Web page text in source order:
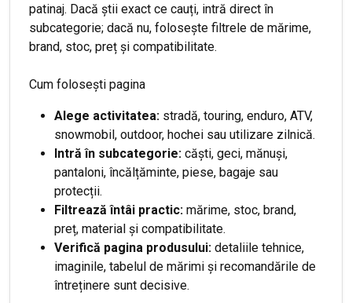
patinaj. Dacă știi exact ce cauți, intră direct în
subcategorie; dacă nu, folosește filtrele de mărime,
brand, stoc, preț și compatibilitate.
Cum folosești pagina
Alege activitatea: stradă, touring, enduro, ATV,
snowmobil, outdoor, hochei sau utilizare zilnică.
Intră în subcategorie: căști, geci, mănuși,
pantaloni, încălțăminte, piese, bagaje sau
protecții.
Filtrează întâi practic: mărime, stoc, brand,
preț, material și compatibilitate.
Verifică pagina produsului: detaliile tehnice,
imaginile, tabelul de mărimi și recomandările de
întreținere sunt decisive.